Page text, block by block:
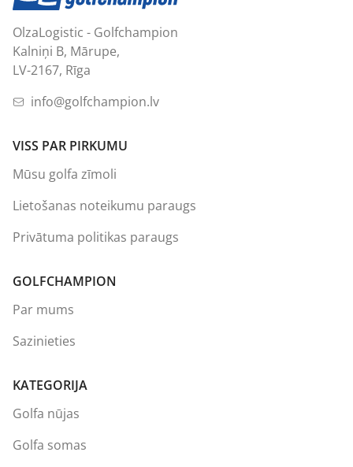
OlzaLogistic - Golfchampion
Kalniņi B, Mārupe,
LV-2167, Rīga
info@golfchampion.lv
VISS PAR PIRKUMU
Mūsu golfa zīmoli
Lietošanas noteikumu paraugs
Privātuma politikas paraugs
GOLFCHAMPION
Par mums
Sazinieties
KATEGORIJA
Golfa nūjas
Golfa somas